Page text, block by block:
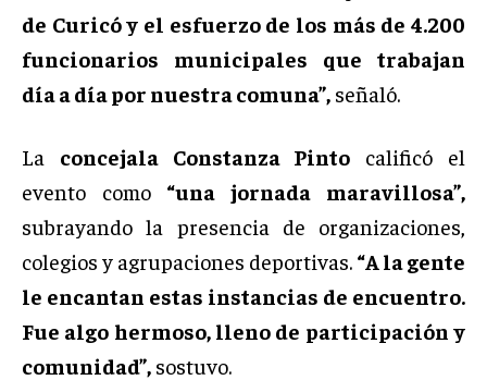
de Curicó y el esfuerzo de los más de 4.200
funcionarios municipales que trabajan
día a día por nuestra comuna”, señaló.
La concejala Constanza Pinto calificó el
evento como “una jornada maravillosa”,
subrayando la presencia de organizaciones,
colegios y agrupaciones deportivas. “A la gente
le encantan estas instancias de encuentro.
Fue algo hermoso, lleno de participación y
comunidad”, sostuvo.